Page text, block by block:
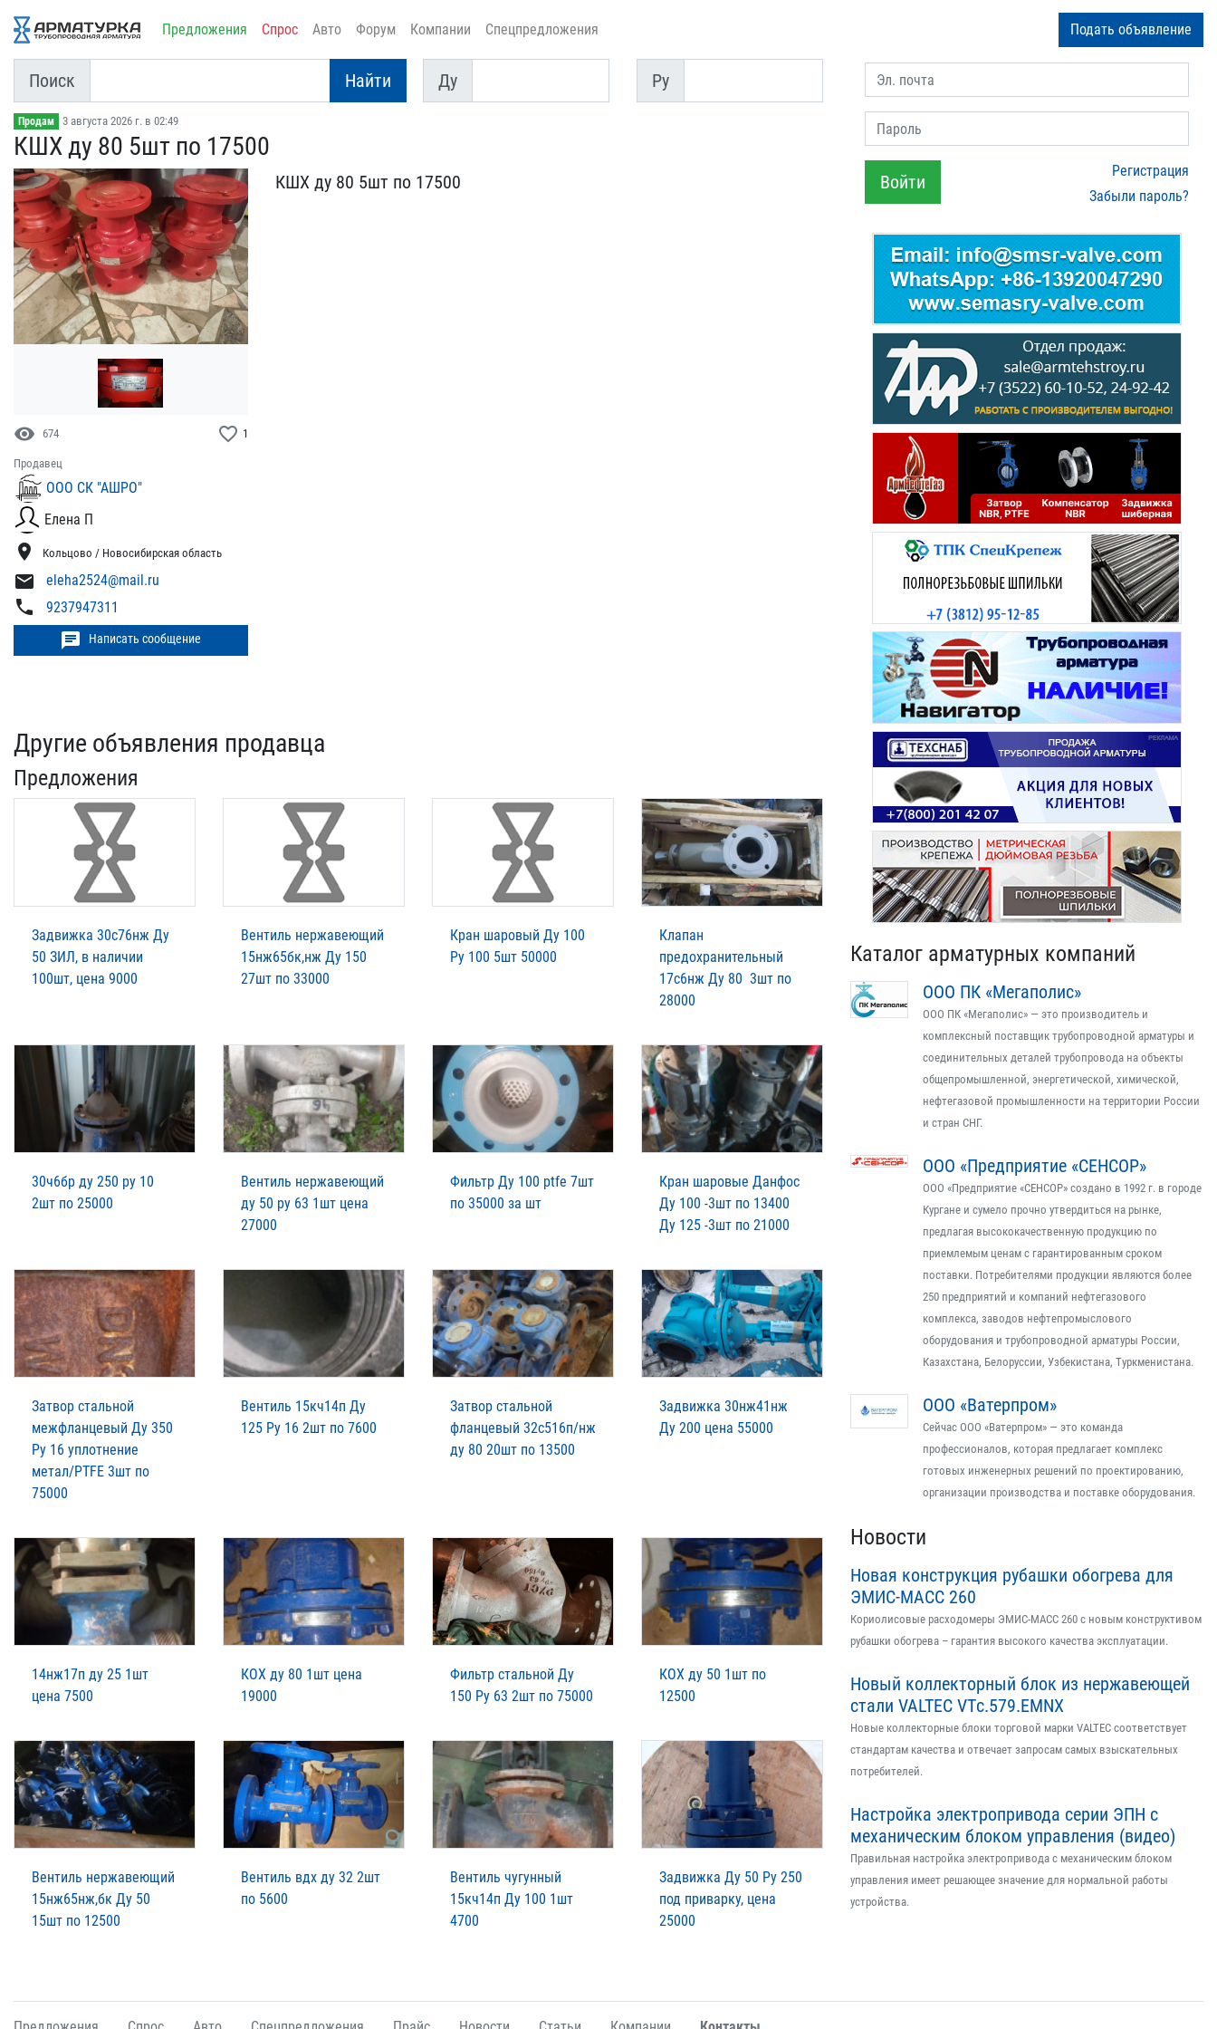
Предложения Спрос Авто Форум Компании Спецпредложения Подать объявление
Поиск Найти
Ду
Ду
Py
Py
Продам 3 августа 2026 г. в 02:49
КШХ ду 80 5шт по 17500
visibility 674 favorite_border 1
Продавец
ООО СК "АШРО"
Елена П
location_on Кольцово / Новосибирская область
mail eleha2524@mail.ru
phone 9237947311
chat Написать сообщение
КШХ ду 80 5шт по 17500
Другие объявления продавца
Предложения
Задвижка 30с76нж Ду
50 ЗИЛ, в наличии
100шт, цена 9000
Вентиль нержавеющий
15нж65бк,нж Ду 150
27шт по 33000
Кран шаровый Ду 100
Ру 100 5шт 50000
Клапан
предохранительный
17с6нж Ду 80 3шт по
28000
30ч6бр ду 250 ру 10
2шт по 25000
Вентиль нержавеющий
ду 50 ру 63 1шт цена
27000
Фильтр Ду 100 ptfe 7шт
по 35000 за шт
Кран шаровые Данфос
Ду 100 -3шт по 13400
Ду 125 -3шт по 21000
Затвор стальной
межфланцевый Ду 350
Ру 16 уплотнение
метал/PTFE 3шт по
75000
Вентиль 15кч14п Ду
125 Ру 16 2шт по 7600
Затвор стальной
фланцевый 32с516п/нж
ду 80 20шт по 13500
Задвижка 30нж41нж
Ду 200 цена 55000
14нж17п ду 25 1шт
цена 7500
КОХ ду 80 1шт цена
19000
Фильтр стальной Ду
150 Ру 63 2шт по 75000
КОХ ду 50 1шт по
12500
Вентиль нержавеющий
15нж65нж,бк Ду 50
15шт по 12500
Вентиль вдх ду 32 2шт
по 5600
Вентиль чугунный
15кч14п Ду 100 1шт
4700
Задвижка Ду 50 Ру 250
под приварку, цена
25000
Эл. почта
Пароль
Войти
Регистрация
Забыли пароль?
Каталог арматурных компаний
ООО ПК «Мегаполис»
ООО ПК «Мегаполис» — это производитель и
комплексный поставщик трубопроводной арматуры и
соединительных деталей трубопровода на объекты
общепромышленной, энергетической, химической,
нефтегазовой промышленности на территории России
и стран СНГ.
ООО «Предприятие «СЕНСОР»
ООО «Предприятие «СЕНСОР» создано в 1992 г. в городе
Кургане и сумело прочно утвердиться на рынке,
предлагая высококачественную продукцию по
приемлемым ценам с гарантированным сроком
поставки. Потребителями продукции являются более
250 предприятий и компаний нефтегазового
комплекса, заводов нефтепромыслового
оборудования и трубопроводной арматуры России,
Казахстана, Белоруссии, Узбекистана, Туркменистана.
ООО «Ватерпром»
Сейчас ООО «Ватерпром» — это команда
профессионалов, которая предлагает комплекс
готовых инженерных решений по проектированию,
организации производства и поставке оборудования.
Новости
Новая конструкция рубашки обогрева для
ЭМИС-МАСС 260
Кориолисовые расходомеры ЭМИС-МАСС 260 с новым конструктивом
рубашки обогрева – гарантия высокого качества эксплуатации.
Новый коллекторный блок из нержавеющей
стали VALTEC VTс.579.EMNX
Новые коллекторные блоки торговой марки VALTEC соответствует
стандартам качества и отвечает запросам самых взыскательных
потребителей.
Настройка электропривода серии ЭПН с
механическим блоком управления (видео)
Правильная настройка электропривода с механическим блоком
управления имеет решающее значение для нормальной работы
устройства.